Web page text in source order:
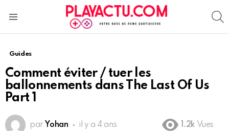
Guides
Comment éviter / tuer les
ballonnements dans The Last Of Us
Part 1
par Yohan il y a 4 ans 1.2k Vues